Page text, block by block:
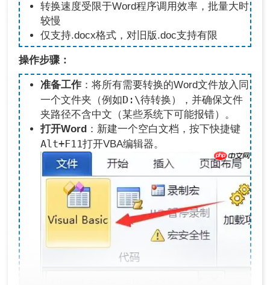
转换速度受限于Word程序调用效率，批量大时
较慢
仅支持.docx格式，对旧版.doc支持有限
操作步骤：
准备工作：将所有需要转换的Word文件放入同
一个文件夹（例如D:\待转换），并确保文件
夹路径不含中文（某些系统下可能报错）。
打开Word ：新建一个空白文档，按下快捷键
Alt+F11打开VBA编辑器。